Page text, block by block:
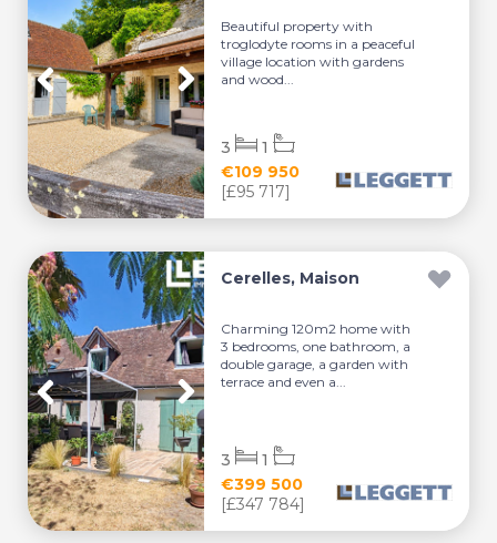
Beautiful property with
troglodyte rooms in a peaceful
village location with gardens
and wood...
€109 950
[£95 717]
3 1
Cerelles, Maison
Charming 120m2 home with
3 bedrooms, one bathroom, a
double garage, a garden with
terrace and even a...
€399 500
[£347 784]
3 1